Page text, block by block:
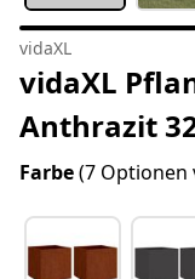
vidaXL
vidaXL
Anthrazit
Farbe(7